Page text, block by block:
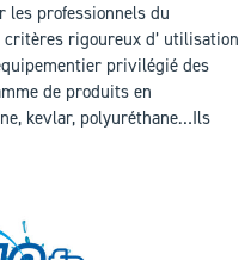
les professionnels du
rigoureux d’ utilisation
privilégié des
de produits en
kevlar, polyuréthane…Ils